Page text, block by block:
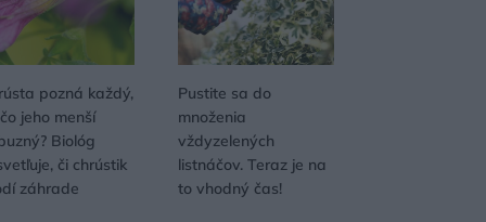
pozná každý,
jeho menší
Biológ
či chrústik
záhrade
Pustite sa do
množenia
vždyzelených
listnáčov. Teraz je na
to vhodný čas!